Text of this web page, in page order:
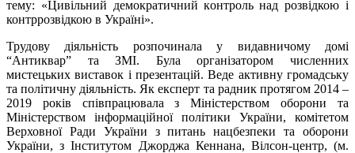
тему: «Цивільний демократичний контроль над розвідкою і
контррозвідкою в Україні».
Трудову діяльність розпочинала у видавничому домі
“Антиквар” та ЗМІ. Була організатором численних
мистецьких виставок і презентацій. Веде активну громадську
та політичну діяльність. Як експерт та радник протягом 2014 –
2019 років співпрацювала з Міністерством оборони та
Міністерством інформаційної політики України, комітетом
Верховної Ради України з питань нацбезпеки та оборони
України, з Інститутом Джорджа Кеннана, Вілсон-центр, (м.